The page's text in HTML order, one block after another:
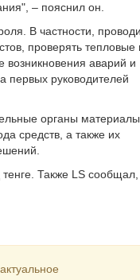
– пояснил он.
В частности,
проверять тепловые
возникновения аварий и
первых руководителей
органы
средств, а также их
Также LS сообщал,